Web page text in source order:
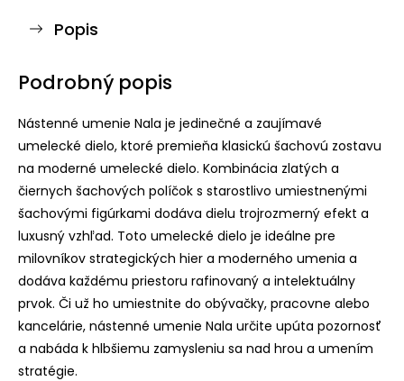
Popis
Podrobný popis
Nástenné umenie Nala je jedinečné a zaujímavé
umelecké dielo, ktoré premieňa klasickú šachovú zostavu
na moderné umelecké dielo. Kombinácia zlatých a
čiernych šachových políčok s starostlivo umiestnenými
šachovými figúrkami dodáva dielu trojrozmerný efekt a
luxusný vzhľad. Toto umelecké dielo je ideálne pre
milovníkov strategických hier a moderného umenia a
dodáva každému priestoru rafinovaný a intelektuálny
prvok. Či už ho umiestnite do obývačky, pracovne alebo
kancelárie, nástenné umenie Nala určite upúta pozornosť
a nabáda k hlbšiemu zamysleniu sa nad hrou a umením
stratégie.